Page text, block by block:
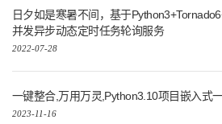
日夕如是寒暑不间，基于
并发异步动态定时任务轮询服务
2022-07-28
一键整合,万用万灵,Python3.10项目嵌入式
2023-11-16